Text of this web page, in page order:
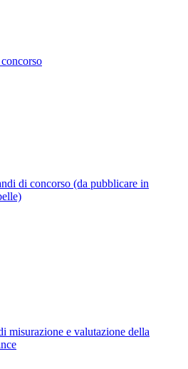
di concorso (da pubblicare in
misurazione e valutazione della